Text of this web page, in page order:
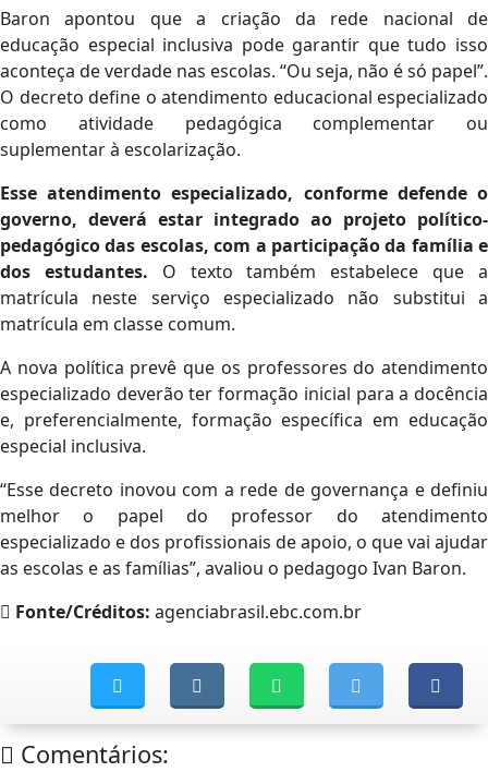
Baron apontou que a criação da rede nacional de
educação especial inclusiva pode garantir que tudo isso
aconteça de verdade nas escolas. “Ou seja, não é só papel”.
O decreto define o atendimento educacional especializado
como atividade pedagógica complementar ou
suplementar à escolarização.
Esse atendimento especializado, conforme defende o
governo, deverá estar integrado ao projeto político-
pedagógico das escolas, com a participação da família e
dos estudantes. O texto também estabelece que a
matrícula neste serviço especializado não substitui a
matrícula em classe comum.
A nova política prevê que os professores do atendimento
especializado deverão ter formação inicial para a docência
e, preferencialmente, formação específica em educação
especial inclusiva.
“Esse decreto inovou com a rede de governança e definiu
melhor o papel do professor do atendimento
especializado e dos profissionais de apoio, o que vai ajudar
as escolas e as famílias”, avaliou o pedagogo Ivan Baron.
Fonte/Créditos: agenciabrasil.ebc.com.br
Comentários: